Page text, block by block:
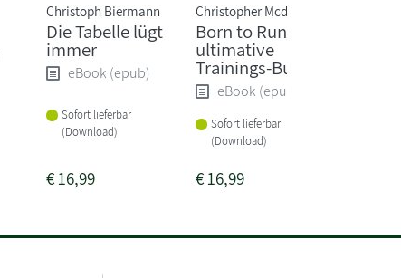
Christoph Biermann
Die Tabelle lügt
immer
eBook (epub)
Sofort lieferbar
(Download)
€16,99
Christopher Mcdougall
Born to Run - Das
ultimative
Trainings-Buch
eBook (epub)
Sofort lieferbar
(Download)
€16,99